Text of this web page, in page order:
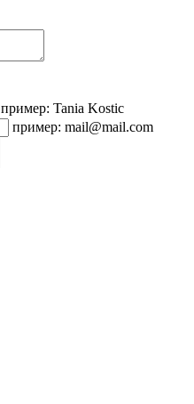
пример: Tania Kostic
пример: mail@mail.com